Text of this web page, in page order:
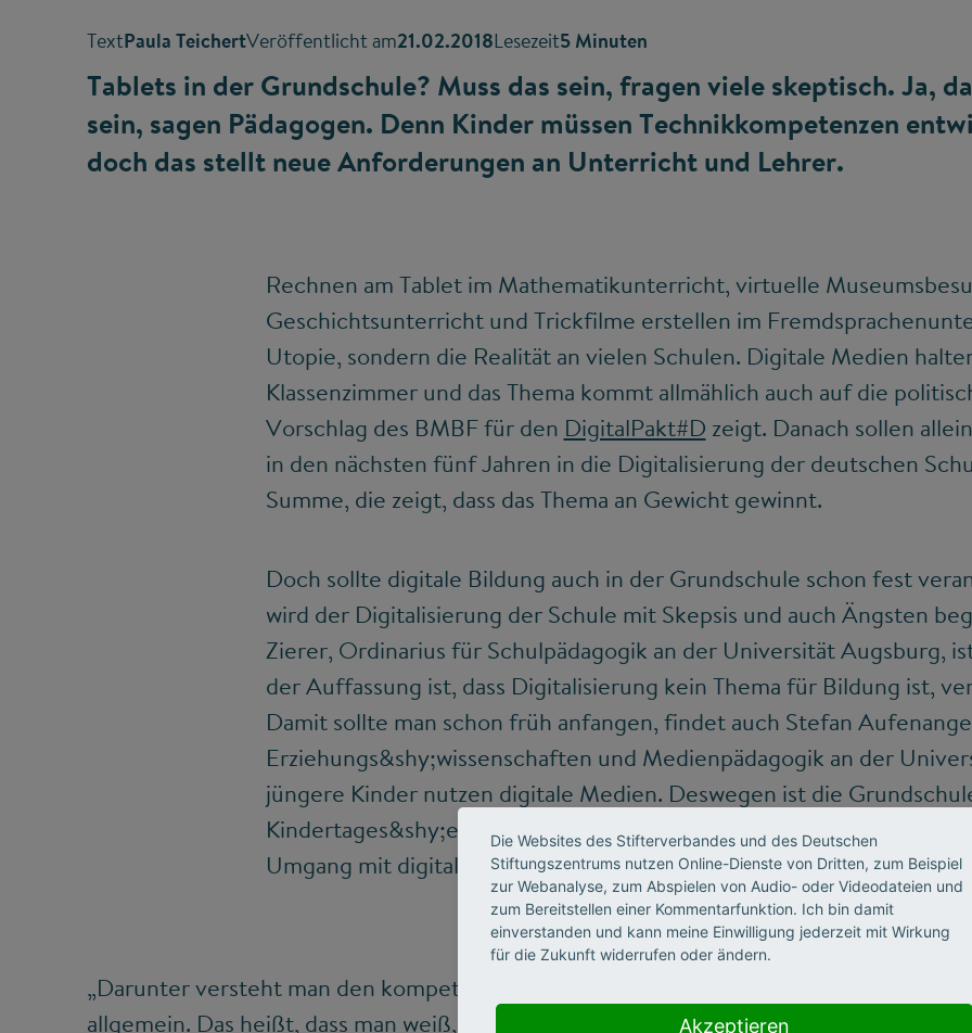
TextPaula TeichertVeröffentlicht am21.02.2018Lesezeit5 Minuten
Tablets in der Grundschule? Muss das sein, fragen viele skeptisch. Ja,
sein, sagen Pädagogen. Denn Kinder müssen Technikkompetenzen
doch das stellt neue Anforderungen an Unterricht und Lehrer.
Rechnen am Tablet im Mathematikunterricht, virtuelle
Geschichtsunterricht und Trickfilme erstellen im
Utopie, sondern die Realität an vielen Schulen. Digitale Medien
Klassenzimmer und das Thema kommt allmählich auch auf die
Vorschlag des BMBF für den DigitalPakt#D zeigt. Danach sollen
in den nächsten fünf Jahren in die Digitalisierung der deutschen
Summe, die zeigt, dass das Thema an Gewicht gewinnt.
Doch sollte digitale Bildung auch in der Grundschule schon fest
wird der Digitalisierung der Schule mit Skepsis und auch Ängsten
Zierer, Ordinarius für Schulpädagogik an der Universität Augsburg,
der Auffassung ist, dass Digitalisierung kein Thema für Bildung ist,
Damit sollte man schon früh anfangen, findet auch Stefan
Erziehungs&shy;wissenschaften und Medienpädagogik an der
jüngere Kinder nutzen digitale Medien. Deswegen ist die
Kindertages&shy;einrichtung ein pädagogischer Ort, an dem wir
Umgang mit digitalen Medien zeigen können.“
„Darunter versteht man den kompetenten Umgang mit Medien
allgemein. Das heißt, dass man weiß, wie sie funktionieren, für was
Die Websites des Stifterverbandes und des Deutschen
Stiftungszentrums nutzen Online-Dienste von Dritten, zum Beispiel
zur Webanalyse, zum Abspielen von Audio- oder Videodateien und
zum Bereitstellen einer Kommentarfunktion. Ich bin damit
einverstanden und kann meine Einwilligung jederzeit mit Wirkung
für die Zukunft widerrufen oder ändern.
Akzeptieren